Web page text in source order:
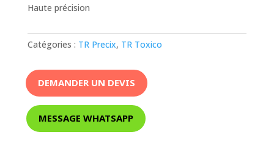
Haute précision
Catégories : TR Precix, TR Toxico
DEMANDER UN DEVIS
MESSAGE WHATSAPP